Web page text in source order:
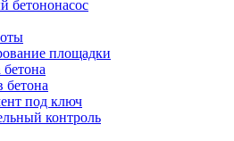
бетононасос
площадки
бетона
бетона
под ключ
контроль